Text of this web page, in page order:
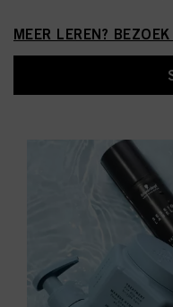
MEER LEREN?